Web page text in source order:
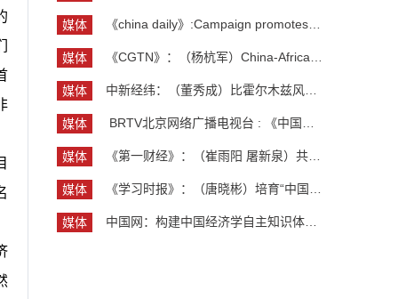
媒体
媒体
媒体
媒体
媒体
媒体
媒体